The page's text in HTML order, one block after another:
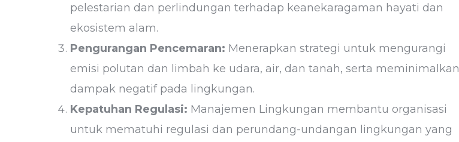
pelestarian dan perlindungan terhadap keanekaragaman hayati dan
ekosistem alam.
Pengurangan Pencemaran: Menerapkan strategi untuk mengurangi
emisi polutan dan limbah ke udara, air, dan tanah, serta meminimalkan
dampak negatif pada lingkungan.
Kepatuhan Regulasi: Manajemen Lingkungan membantu organisasi
untuk mematuhi regulasi dan perundang-undangan lingkungan yang